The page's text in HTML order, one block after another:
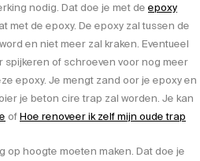
nodig. Dat doe je met de epoxy
met de epoxy. De epoxy zal tussen de
en niet meer zal kraken. Eventueel
of schroeven voor nog meer
epoxy. Je mengt zand oor je epoxy en
je beton cire trap zal worden. Je kan
ofHoe renoveer ik zelf mijn oude trap
hoogte moeten maken. Dat doe je